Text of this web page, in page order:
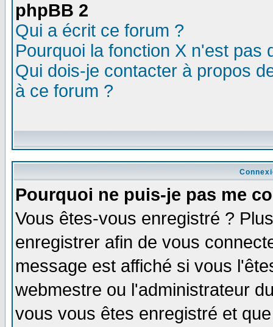
phpBB 2
Qui a écrit ce forum ?
Pourquoi la fonction X n'est pas
Qui dois-je contacter à propos
à ce forum ?
Pourquoi ne puis-je pas me
Vous êtes-vous enregistré ?
enregistrer afin de vous
message est affiché si vous
webmestre ou l'administrateur
vous vous êtes enregistré et